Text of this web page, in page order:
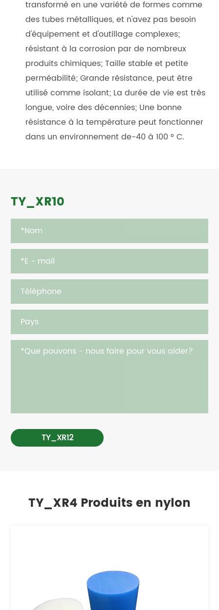
transformé en une variété de formes comme
des tubes métalliques, et n'avez pas besoin
d'équipement et d'outillage complexes;
résistant à la corrosion par de nombreux
produits chimiques; Taille stable et petite
perméabilité; Grande résistance, peut être
utilisé comme isolant; La durée de vie est très
longue, voire des décennies; Une bonne
résistance à la température peut fonctionner
dans un environnement de-40 à 100 ° C.
TY_XR10
TY_XR12
TY_XR4 Produits en nylon